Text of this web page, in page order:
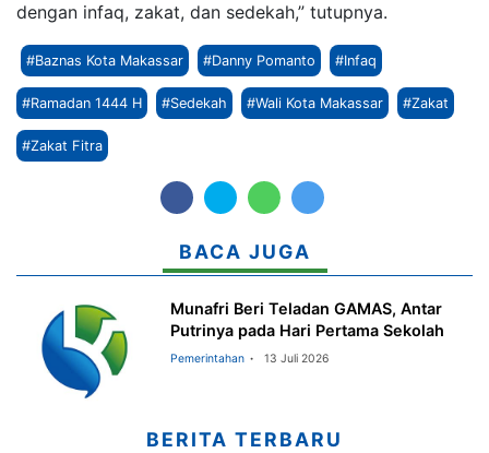
dengan infaq, zakat, dan sedekah,” tutupnya.
#Baznas Kota Makassar #Danny Pomanto #Infaq
#Ramadan 1444 H #Sedekah #Wali Kota Makassar #Zakat
#Zakat Fitra
BACA JUGA
Munafri Beri Teladan GAMAS, Antar
Putrinya pada Hari Pertama Sekolah
Pemerintahan 13 Juli 2026
BERITA TERBARU